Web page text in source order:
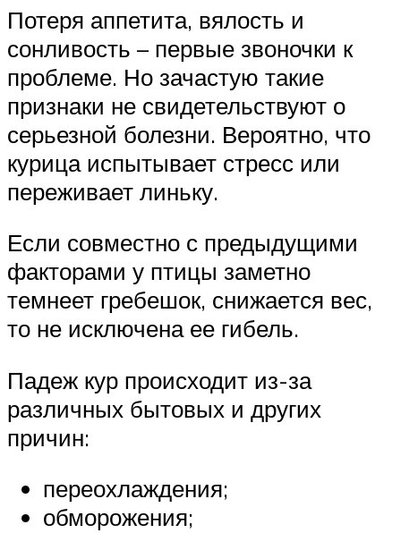
Потеря аппетита, вялость и
сонливость – первые звоночки к
проблеме. Но зачастую такие
признаки не свидетельствуют о
серьезной болезни. Вероятно, что
курица испытывает стресс или
переживает линьку.
Если совместно с предыдущими
факторами у птицы заметно
темнеет гребешок, снижается вес,
то не исключена ее гибель.
Падеж кур происходит из-за
различных бытовых и других
причин:
переохлаждения;
обморожения;